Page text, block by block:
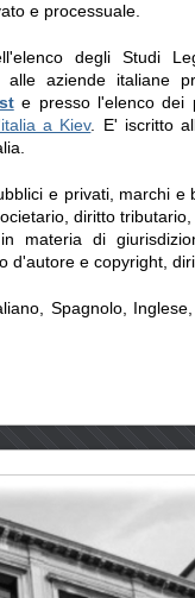
e processuale.
degli Studi
alle aziende italiane
e presso l'elenco dei
a Kiev. E' iscritto
e privati, marchi e
diritto
materia di
d'autore e copyright,
Spagnolo,